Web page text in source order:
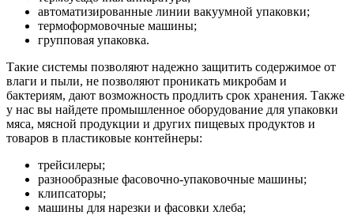
автоматизированные линии вакуумной упаковки;
термоформовочные машины;
групповая упаковка.
Такие системы позволяют надежно защитить содержимое от
влаги и пыли, не позволяют проникать микробам и
бактериям, дают возможность продлить срок хранения. Также
у нас вы найдете промышленное оборудование для упаковки
мяса, мясной продукции и других пищевых продуктов и
товаров в пластиковые контейнеры:
трейсилеры;
разнообразные фасовочно-упаковочные машины;
клипсаторы;
машины для нарезки и фасовки хлеба;